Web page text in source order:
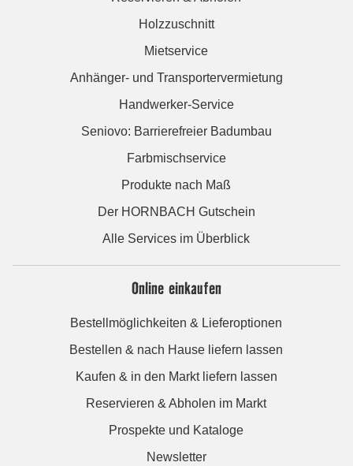
Holzzuschnitt
Mietservice
Anhänger- und Transportervermietung
Handwerker-Service
Seniovo: Barrierefreier Badumbau
Farbmischservice
Produkte nach Maß
Der HORNBACH Gutschein
Alle Services im Überblick
Online einkaufen
Bestellmöglichkeiten & Lieferoptionen
Bestellen & nach Hause liefern lassen
Kaufen & in den Markt liefern lassen
Reservieren & Abholen im Markt
Prospekte und Kataloge
Newsletter